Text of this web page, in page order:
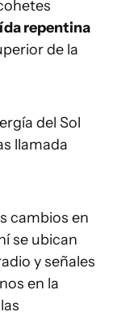
repentina
de la
del Sol
llamada
cambios en
se ubican
y señales
en la